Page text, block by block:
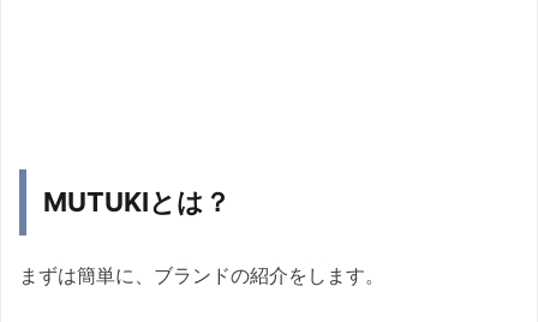
MUTUKIとは？
まずは簡単に、ブランドの紹介をします。